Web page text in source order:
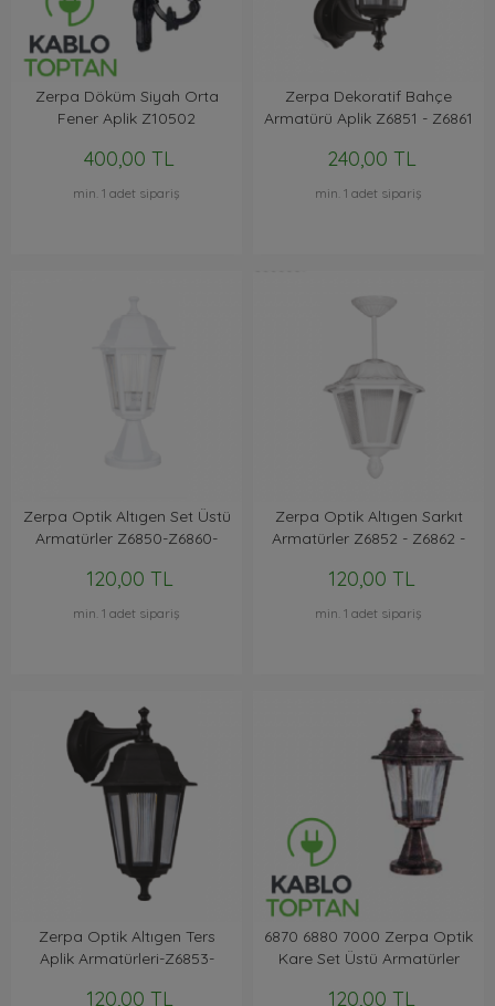
Zerpa Döküm Siyah Orta
Fener Aplik Z10502
400,00 TL
min. 1 adet sipariş
Zerpa Dekoratif Bahçe
Armatürü Aplik Z6851 - Z6861
240,00 TL
min. 1 adet sipariş
Zerpa Optik Altıgen Set Üstü
Armatürler Z6850-Z6860-
120,00 TL
min. 1 adet sipariş
Zerpa Optik Altıgen Sarkıt
Armatürler Z6852 - Z6862 -
120,00 TL
min. 1 adet sipariş
Zerpa Optik Altıgen Ters
Aplik Armatürleri-Z6853-
120,00 TL
6870 6880 7000 Zerpa Optik
Kare Set Üstü Armatürler
120,00 TL